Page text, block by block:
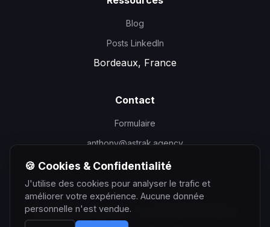
Blog
Posts LinkedIn
Bordeaux, France
Contact
Formulaire
anthony@astrak.agency
©2026Anthony Courtin - Consultant SEO Bordeaux
🍪 Cookies & Confidentialité
J'utilise des cookies pour analyser le trafic et
améliorer votre expérience. Aucune donnée
personnelle n'est vendue.